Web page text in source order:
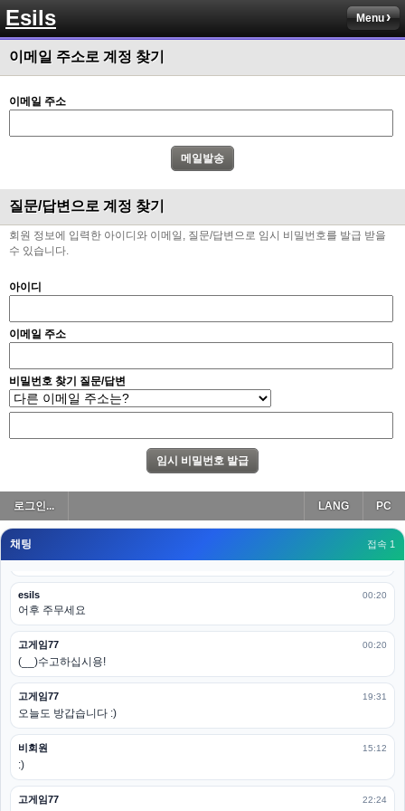
Esils Menu
이메일 주소로 계정 찾기
이메일 주소
질문/답변으로 계정 찾기
회원 정보에 입력한 아이디와 이메일, 질문/답변으로 임시 비밀번호를 발급 받을
수 있습니다.
아이디
이메일 주소
비밀번호 찾기 질문/답변
로그인... PC
LANG
채팅 접속 1
채팅치믄 바로 반영 정상 ㅋ
접속자는 ip당 1명인가 보네요. 다른 브로우저로 접속해도 3명인거보면
esils
음
나가도 3이네 하핫 ...
고게임77
esils 00:19
고게임77 00:19
esils
아 이제 2로 돌아왔군요
esils 00:19
모바일로 보는데도 좀 불편하더라구요
고게임77 00:19
아 ㅋㅋ 내일도 심심하면 들리겠습니다. 벌써 12시가 넘었었네요
esils 00:20
어후 주무세요
고게임77 00:20
(__)수고하십시용!
고게임77 19:31
오늘도 방갑습니다 :)
비회원 15:12
:)
고게임77 22:24